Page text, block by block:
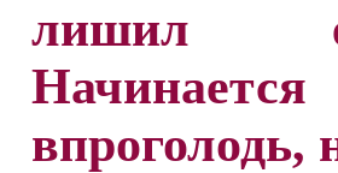
лишил
впроголодь,